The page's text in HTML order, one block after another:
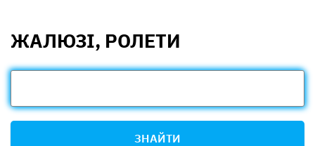
ЖАЛЮЗІ, РОЛЕТИ
ЗНАЙТИ